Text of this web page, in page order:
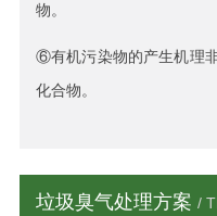
物。
⑥有机污染物的产生机理
化合物。
垃圾臭气处理方案 /